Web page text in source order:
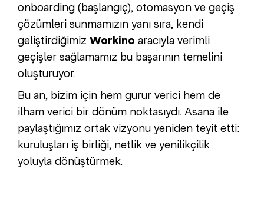
onboarding (başlangıç), otomasyon ve geçiş
çözümleri sunmamızın yanı sıra, kendi
geliştirdiğimiz Workino aracıyla verimli
geçişler sağlamamız bu başarının temelini
oluşturuyor.
Bu an, bizim için hem gurur verici hem de
ilham verici bir dönüm noktasıydı. Asana ile
paylaştığımız ortak vizyonu yeniden teyit etti:
kuruluşları iş birliği, netlik ve yenilikçilik
yoluyla dönüştürmek.